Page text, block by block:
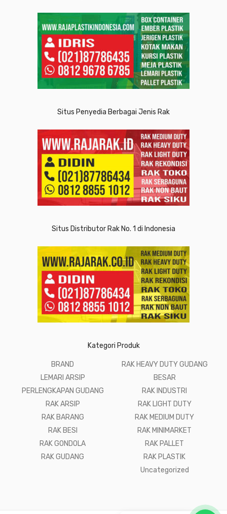
Situs Penyedia Berbagai Jenis Rak
Situs Distributor Rak No. 1 di Indonesia
Kategori Produk
BRAND
LEMARI ARSIP
PERLENGKAPAN GUDANG
RAK ARSIP
RAK BARANG
RAK BESI
RAK GONDOLA
RAK GUDANG
RAK HEAVY DUTY GUDANG
BESAR
RAK INDUSTRI
RAK LIGHT DUTY
RAK MEDIUM DUTY
RAK MINIMARKET
RAK PALLET
RAK PLASTIK
Uncategorized